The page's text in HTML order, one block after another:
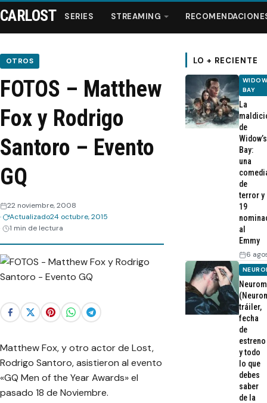
Series
Streaming
Recomendaciones
Videos
Webisodios
CARLOST SERIES STREAMING
OTROS
FOTOS – Matthew
Fox y Rodrigo
Santoro – Evento
GQ
22 noviembre, 2008
Actualizado24 octubre, 2015
1 min de lectura
Matthew Fox, y otro actor de Lost,
Rodrigo Santoro, asistieron al evento
«GQ Men of the Year Awards» el
pasado 18 de Noviembre.
LO + RECIENTE
BAY
La
de
Widow’s
Bay:
una
de
terror y
19
al
Emmy
6
tráiler,
fecha
de
estreno
y todo
lo que
debes
saber
de la